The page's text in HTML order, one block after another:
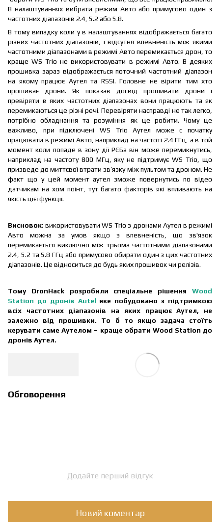
В налаштуваннях вибрати режим Авто або примусово один з
частотних діапазонів 2.4, 5.2 або 5.8.
В тому випадку коли у в налаштуваннях відображається багато
різних частотних діапазонів, і відсутня впевненість між якими
частотними діапазонами в режимі Авто перемикається дрон, то
краще WS Trio не використовувати в режимі Авто. В деяких
прошивка зараз відображається поточний частотний діапазон
на якому працює Аутел та RSSI. Головне не вірити тим хто
прошиває дрони. Як показав досвід прошивати дрони і
превіряти в яких частотних діапазонах вони працюють та як
перемикаються це різні речі. Перевіряти насправді не так легко,
потрібно обладнання та розуміння як це робити. Чому це
важливо, при підключені WS Trio Аутел може с початку
працювати в режимі Авто, наприклад на частоті 2.4 ГГц, а в той
момент коли попаде в зону дії РЄБа він може перемикнутись,
наприклад на частоту 800 МГц, яку не підтримує WS Trio, що
призведе до миттєвої втрати зв’язку між пультом та дроном. Не
факт що у цей момент аутел зможе повернутись по відео
датчикам на хом поінт, тут багато факторів які впливають на
якість цієї функції.
Висновок: використовувати WS Trio з дронами Аутел в режимі
Авто можна за умов якщо э впевненість, що зв'язок
перемикається виключно між трьома частотними діапазонами
2.4, 5.2 та 5.8 ГГц або примусово обирати один з цих частотних
діапазонів. Це відноситься до будь яких прошивок чи релізів.
Тому DronHack розробили спеціальне рішення Wood
Station до дронів Autel яке побудовано з підтримкою
всіх частотних діапазонів на яких працює Аутел, не
залежно від прошивки. То б то якщо задача стоїть
керувати саме Аутелом – краще обрати Wood Station до
дронів Аутел.
Обговорення
Додайте перший відгук
Новий коментар